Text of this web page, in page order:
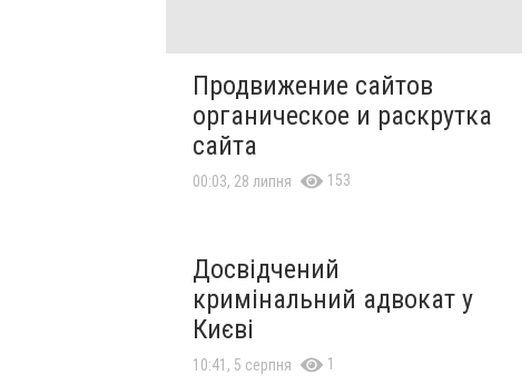
Продвижение сайтов
органическое и раскрутка
сайта
00:03, 28 липня 153
Досвідчений
кримінальний адвокат у
Києві
10:41, 5 серпня 1